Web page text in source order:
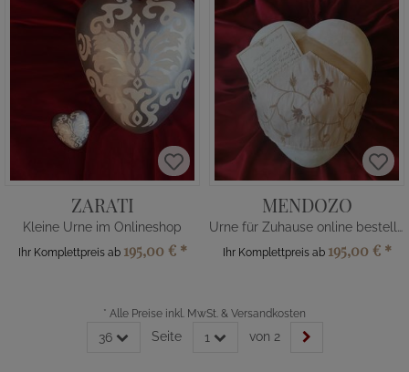
ZARATI
Kleine Urne im Onlineshop
Ihr Komplettpreis ab 195,00 € *
MENDOZO
Urne für Zuhause online bestellen
Ihr Komplettpreis ab 195,00 € *
* Alle Preise inkl. MwSt. & Versandkosten
36 Seite 1 von 2